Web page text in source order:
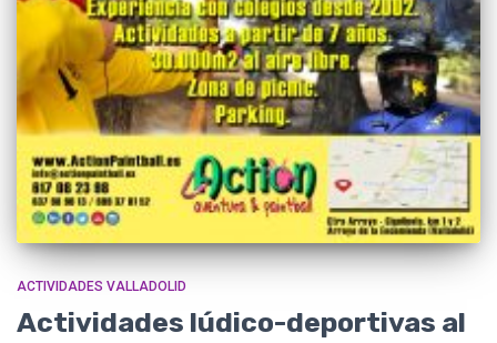
ACTIVIDADES VALLADOLID
Actividades lúdico-deportivas al